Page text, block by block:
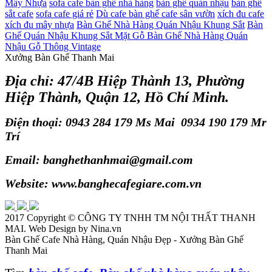
Mây Nhựa sofa cafe bàn ghế nhà hàng bàn ghế quán nhậu bàn ghế
sắt cafe sofa cafe giá rẻ Dù cafe bàn ghế cafe sân vườn xích đu cafe
xích đu mây nhựa Bàn Ghế Nhà Hàng Quán Nhậu Khung Sắt Bàn
Ghế Quán Nhậu Khung Sắt Mặt Gỗ Bàn Ghế Nhà Hàng Quán
Nhậu Gỗ Thông Vintage
Xưởng Bàn Ghế Thanh Mai
Địa chỉ: 47/4B Hiệp Thành 13, Phường
Hiệp Thành, Quận 12, Hồ Chí Minh.
Điện thoại: 0943 284 179 Ms Mai 0934 190 179 Mr
Trí
Email: banghethanhmai@gmail.com
Website: www.banghecafegiare.com.vn
2017 Copyright © CÔNG TY TNHH TM NỘI THẤT THANH
MAI. Web Design by Nina.vn
Bàn Ghế Cafe Nhà Hàng, Quán Nhậu Đẹp - Xưởng Bàn Ghế
Thanh Mai